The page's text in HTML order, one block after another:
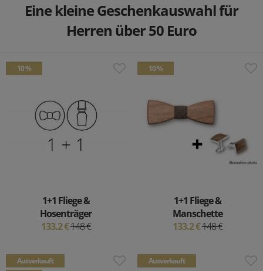
Eine kleine Geschenkauswahl für
Herren über 50 Euro
10 %
1+1 Fliege &
Hosenträger
133.2 €148 €
10 %
1+1 Fliege &
Manschette
133.2 €148 €
Ausverkauft
Ausverkauft